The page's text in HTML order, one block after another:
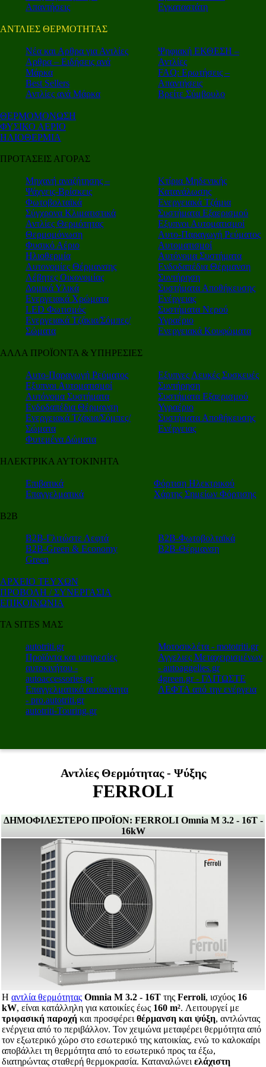
Απαντήσεις
Εγκαταστάτη
ΑΝΤΛΙΕΣ ΘΕΡΜΟΤΗΤΑΣ
Nέα και Αρθρα για Αντλίες
Αρθρα – Ειδήσεις ανά
Μάρκα
Best Sellers
Αντλίες ανά Μάρκα
Ψηφιακή ΕΚΘΕΣΗ –
Αντλίες
FAQ: Ερωτήσεις –
Απαντήσεις
Βρείτε Σύμβουλο
ΘΕΡΜΟΜΟΝΩΣΗ
ΦΥΣΙΚΟ ΑΕΡΙΟ
ΗΛΙΟΘΕΡΜΙΑ
ΠΡΟΤΑΣΕΙΣ ΑΓΟΡΑΣ
Μηχανή αναζήτησης –
Ψάχνεις-Βρίσκεις
Φωτοβολταϊκά
Σύγχρονα Κλιματιστικά
Αντλίες Θερμότητας
Θερμομόνωση
Φυσικό Αέριο
Ηλιοθερμία
Αυτονομίες Θέρμανσης
Λέβητες Οικονομίας
Δομικά Υλικά
Ενεργειακά Χρώματα
LED Φωτισμός
Ενεργειακά Τζάκια/Σόμπες/
Σώματα
Κτίρια Μηδενικής
Κατανάλωσης
Ενεργειακά Τζάμια
Συστήματα Εξαερισμού
Εξυπνοι Αυτοματισμοί
Αυτο-Παραγωγή Ρεύματος
Αυτοματισμοί
Αυτόνομα Συστήματα
Ενδοδαπέδια Θέρμανση
Συντήρηση
Συστήματα Αποθήκευσης
Ενέργειας
Συστήματα Νερού
Υγραέριο
Ενεργειακά Κουφώματα
ΑΛΛΑ ΠΡΟΪΟΝΤΑ & ΥΠΗΡΕΣΙΕΣ
Αυτο-Παραγωγή Ρεύματος
Εξυπνοι Αυτοματισμοί
Αυτόνομα Συστήματα
Ενδοδαπέδια Θέρμανση
Ενεργειακά Τζάκια/Σόμπες/
Σώματα
Φυτεμένα Δώματα
Εξυπνες Λευκές Συσκευές
Συντήρηση
Συστήματα Εξαερισμού
Υγραέριο
Συστήματα Αποθήκευσης
Ενέργειας
ΗΛΕΚΤΡΙΚΑ ΑΥΤΟΚΙΝΗΤΑ
Επιβατικά
Επαγγελματικά
Φόρτιση Ηλεκτρικού
Χάρτης Σημείων Φόρτισης
Β2Β
Β2Β-Γλιτώστε Λεφτά
Β2Β-Green & Economy
Green
Β2Β-Φωτοβολταϊκά
Β2Β-Θέρμανση
ΑΡΧΕΙΟ ΤΕΥΧΩΝ
ΠΡΟΒΟΛΗ / ΣΥΝΕΡΓΑΣΙΑ
ΕΠΙΚΟΙΝΩΝΙΑ
ΤΑ SITES ΜΑΣ
autotriti.gr
Προϊόντα και υπηρεσίες
αυτοκινήτου -
autoaccessories.gr
Επαγγελματικά αυτοκίνητα
- pro.autotriti.gr
autotriti-Touring.gr
Μοτοσικλέτα - mototriti.gr
Αγγελιες Μεταχειρισμένων
- autoaggelies.gr
4green.gr - ΓΛΙΤΩΣΤΕ
ΛΕΦΤΑ από την ενέργεια
Αντλίες Θερμότητας - Ψύξης
FERROLI
ΔΗΜΟΦΙΛΕΣΤΕΡΟ ΠΡΟΪΟΝ: FERROLI Omnia M 3.2 - 16T -
16kW
Η αντλία θερμότητας Omnia M 3.2 - 16T της Ferroli, ισχύος 16
kW, είναι κατάλληλη για κατοικίες έως 160 m². Λειτουργεί με
τριφασική παροχή και προσφέρει θέρμανση και ψύξη, αντλώντας
ενέργεια από το περιβάλλον. Τον χειμώνα μεταφέρει θερμότητα από
τον εξωτερικό χώρο στο εσωτερικό της κατοικίας, ενώ το καλοκαίρι
αποβάλλει τη θερμότητα από το εσωτερικό προς τα έξω,
διατηρώντας σταθερή θερμοκρασία. Καταναλώνει ελάχιστη